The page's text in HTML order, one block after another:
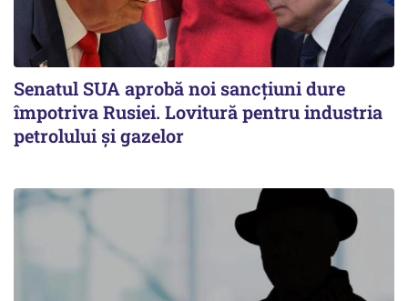
Senatul SUA aprobă noi sancțiuni dure
împotriva Rusiei. Lovitură pentru industria
petrolului și gazelor